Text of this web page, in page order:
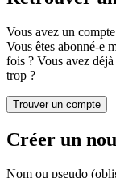
Vous avez un
Vous êtes abonné-e
fois ? Vous avez
trop ?
Créer un
Nom ou pseudo